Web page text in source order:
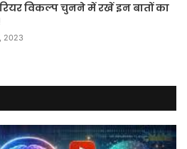
विकल्प चुनने में रखें इन बातों का
2023